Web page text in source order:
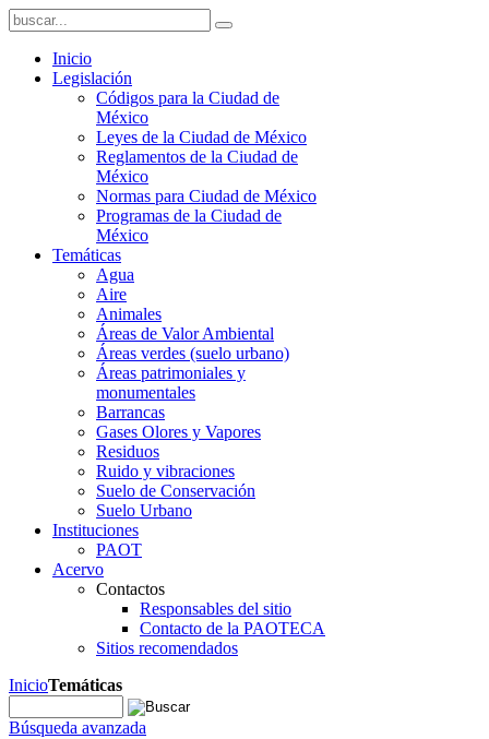
Inicio
Legislación
Códigos para la Ciudad de
México
Leyes de la Ciudad de México
Reglamentos de la Ciudad de
México
Normas para Ciudad de México
Programas de la Ciudad de
México
Temáticas
Agua
Aire
Animales
Áreas de Valor Ambiental
Áreas verdes (suelo urbano)
Áreas patrimoniales y
monumentales
Barrancas
Gases Olores y Vapores
Residuos
Ruido y vibraciones
Suelo de Conservación
Suelo Urbano
Instituciones
PAOT
Acervo
Contactos
Responsables del sitio
Contacto de la PAOTECA
Sitios recomendados
InicioTemáticas
Búsqueda avanzada